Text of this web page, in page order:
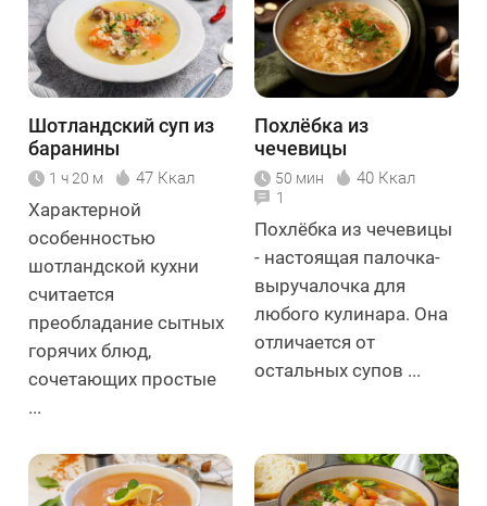
Шотландский суп из
баранины
1 ч 20 м 47 Ккал
Характерной
особенностью
шотландской кухни
считается
преобладание сытных
горячих блюд,
сочетающих простые
...
Похлёбка из
чечевицы
50 мин 40 Ккал
1
Похлёбка из чечевицы
- настоящая палочка-
выручалочка для
любого кулинара. Она
отличается от
остальных супов ...